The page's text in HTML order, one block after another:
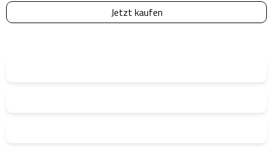
Jetzt kaufen